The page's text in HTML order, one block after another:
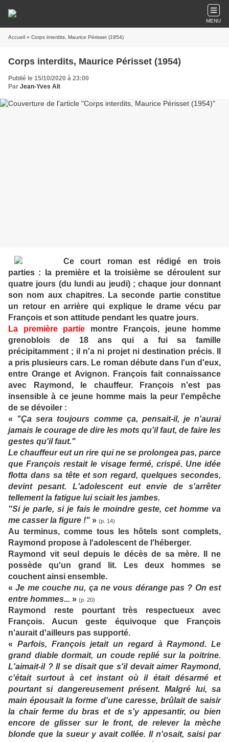
MENU
Accueil » Corps interdits, Maurice Périsset (1954)
Corps interdits, Maurice Périsset (1954)
Publié le 15/10/2020 à 23:00
Par Jean-Yves Alt
Ce court roman est rédigé en trois
parties : la première et la troisième se déroulent sur
quatre jours (du lundi au jeudi) ; chaque jour donnant
son nom aux chapitres. La seconde partie constitue
un retour en arrière qui explique le drame vécu par
François et son attitude pendant les quatre jours.
La première partie montre François, jeune homme
grenoblois de 18 ans qui a fui sa famille
précipitamment ; il n'a ni projet ni destination précis. Il
a pris plusieurs cars. Le roman débute dans l'un d'eux,
entre Orange et Avignon. François fait connaissance
avec Raymond, le chauffeur. François n'est pas
insensible à ce jeune homme mais la peur l'empêche
de se dévoiler :
« "Ça sera toujours comme ça, pensait-il, je n'aurai
jamais le courage de dire les mots qu'il faut, de faire les
gestes qu'il faut."
Le chauffeur eut un rire qui ne se prolongea pas, parce
que François restait le visage fermé, crispé. Une idée
flotta dans sa tête et son regard, quelques secondes,
devint pesant. L'adolescent eut envie de s'arrêter
tellement la fatigue lui sciait les jambes.
"Si je parle, si je fais le moindre geste, cet homme va
me casser la figure !" » (p. 14)
Au terminus, comme tous les hôtels sont complets,
Raymond propose à l'adolescent de l'héberger.
Raymond vit seul depuis le décès de sa mère. Il ne
possède qu'un grand lit. Les deux hommes se
couchent ainsi ensemble.
«Je me couche nu, ça ne vous dérange pas ? On est
entre hommes... » (p. 20)
Raymond reste pourtant très respectueux avec
François. Aucun geste équivoque que François
n'aurait d'ailleurs pas supporté.
« Parfois, François jetait un regard à Raymond. Le
grand diable dormait, un coude replié sur la poitrine.
L'aimait-il ? Il se disait que s'il devait aimer Raymond,
c'était surtout à cet instant où il était désarmé et
pourtant si dangereusement présent. Malgré lui, sa
main épousait la forme d'une caresse, brûlait de saisir
la chair ferme du bras et de s'y appesantir, ou bien
encore de glisser sur le front, de relever la mèche
blonde que la sueur y avait collée. Il n'osait, saisi par